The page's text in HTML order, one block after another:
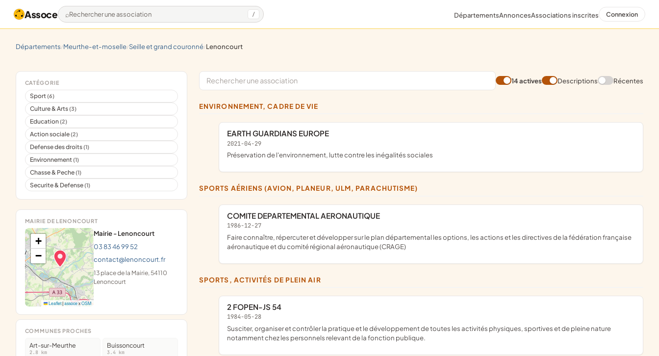
Assoce Rechercher une association / DépartementsAnnoncesAssociations inscrites Connexion
départements/ meurthe-et-moselle/ seille et grand couronné/ lenoncourt
CATÉGORIE
Sport(6)
Culture & Arts(3)
Education(2)
Action sociale(2)
Defense des droits(1)
Environnement(1)
Chasse & Peche(1)
Securite & Defense(1)
14 actives Descriptions Récentes
ENVIRONNEMENT, CADRE DE VIE
EARTH GUARDIANS EUROPE
2021-04-29
préservation de l'environnement, lutte contre les inégalités sociales
SPORTS AÉRIENS (AVION, PLANEUR, ULM, PARACHUTISME)
COMITE DEPARTEMENTAL AERONAUTIQUE
1986-12-27
faire connaître, répercuter et développer sur le plan départemental les options, les actions et les directives de la fédération française
aéronautique et du comité régional aéronautique (CRAGE)
SPORTS, ACTIVITÉS DE PLEIN AIR
2 FOPEN-JS 54
1984-05-28
susciter, organiser et contrôler la pratique et le développement de toutes les activités physiques, sportives et de pleine nature
notamment chez les personnels relevant de la fonction publique.
MAIRIE DE LENONCOURT
+
−
Leaflet|assocexOSM
Mairie - Lenoncourt
03 83 46 99 52
contact@lenoncourt.fr
13 place de la Mairie, 54110
Lenoncourt
COMMUNES PROCHES
Art-sur-Meurthe
2.8 km
Buissoncourt
3.4 km